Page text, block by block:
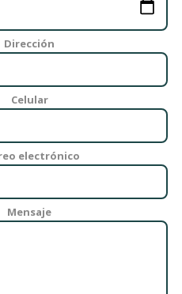
Dirección
Celular
electrónico
Mensaje